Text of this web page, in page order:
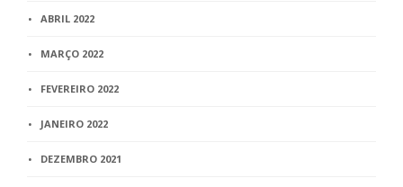
ABRIL 2022
MARÇO 2022
FEVEREIRO 2022
JANEIRO 2022
DEZEMBRO 2021